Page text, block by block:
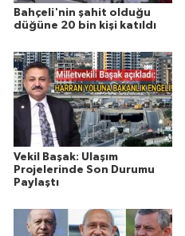
Bahçeli'nin şahit olduğu
düğüne 20 bin kişi katıldı
Vekil Başak: Ulaşım
Projelerinde Son Durumu
Paylaştı